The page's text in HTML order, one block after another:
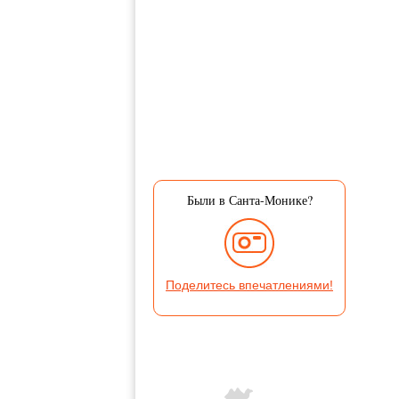
Были в Санта-Монике?
Поделитесь впечатлениями!